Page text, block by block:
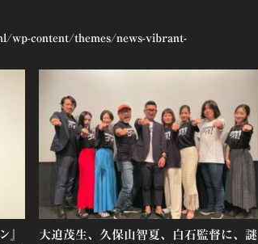
wp-content/themes/news-vibrant-
』
大迫茂生、久保山智夏、白石監督に、謎